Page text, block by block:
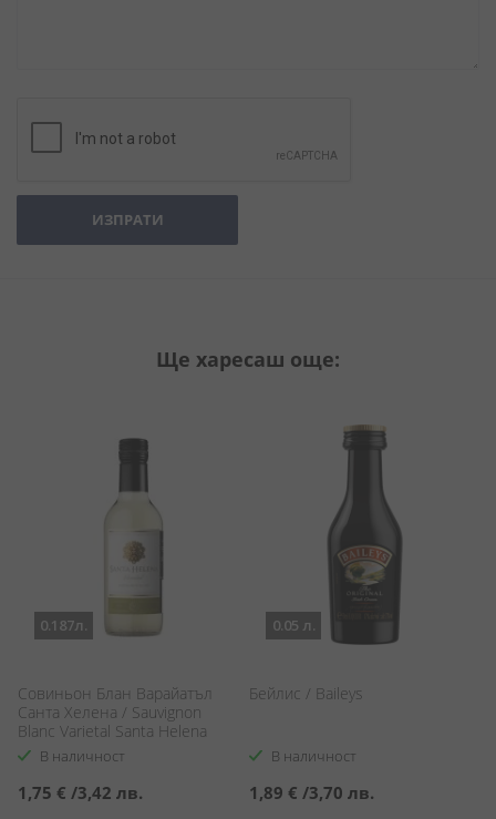
ИЗПРАТИ
Ще харесаш още:
0.187л.
Совиньон Блан Варайатъл
Санта Хелена / Sauvignon
Blanc Varietal Santa Helena
В наличност
1,75 € /3,42 лв.
0.05 л.
Бейлис / Baileys
В наличност
1,89 € /3,70 лв.